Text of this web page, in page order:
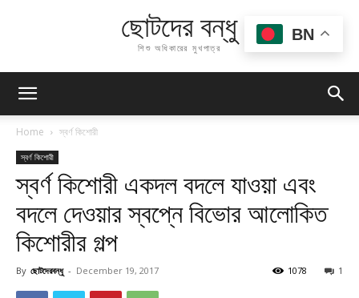
ছোটদের বন্ধু
শিশু অধিকারের মুখপাত্র
Home স্বর্ণ কিশোরী
স্বর্ণ কিশোরী
স্বর্ণ কিশোরী একদল বদলে যাওয়া এবং
বদলে দেওয়ার স্বপ্নে বিভোর আলোকিত
কিশোরীর গল্প
By ছোটদেরবন্ধু - December 19, 2017 1
1078
BN